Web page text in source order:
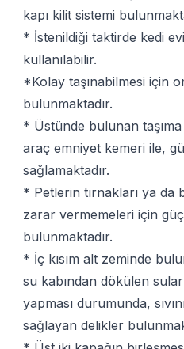
kapı kilit sistemi
* İstenildiği taktirde kedi
kullanılabilir.
*Kolay taşınabilmesi için
bulunmaktadır.
* Üstünde bulunan
araç emniyet kemeri ile,
sağlamaktadır.
* Petlerin tırnakları ya da
zarar vermemeleri için
bulunmaktadır.
* İç kısım alt zeminde
su kabından dökülen
yapması durumunda,
sağlayan delikler